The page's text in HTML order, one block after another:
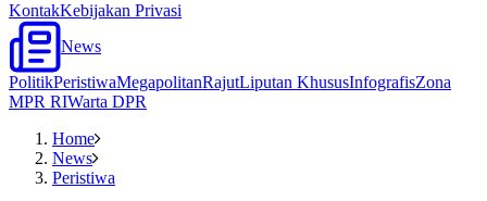
KontakKebijakan Privasi
News
PolitikPeristiwaMegapolitanRajutLiputan KhususInfografisZona
MPR RIWarta DPR
Home
News
Peristiwa